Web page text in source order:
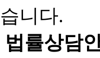
습니다.
법률상담